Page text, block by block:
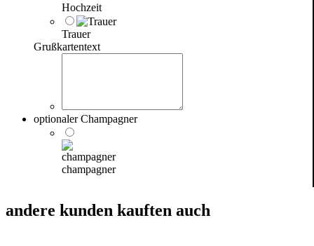
Hochzeit
Trauer
Grußkartentext
optionaler Champagner
champagner
andere kunden kauften auch